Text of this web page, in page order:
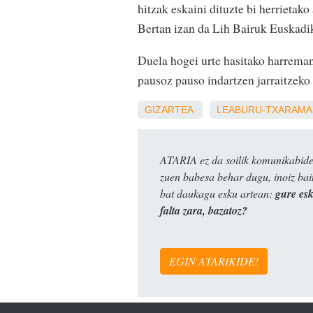
hitzak eskaini dituzte bi
Bertan izan da Lih Bairuk
Duela hogei urte hasitako
pausoz pauso indartzen
GIZARTEA LEABURU-TXARAMA
ATARIA ez da soilik
zuen babesa behar dugu, inoiz
bat daukagu esku artean: gure
falta zara, bazatoz?
EGIN ATARIKIDE!